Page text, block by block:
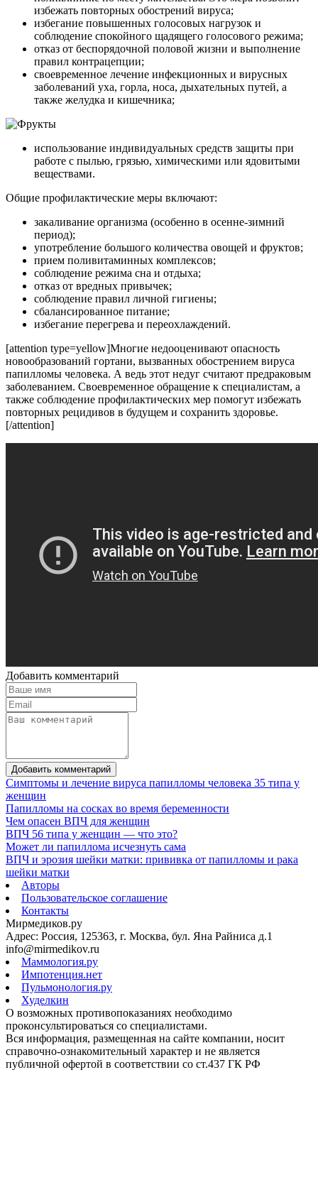
избежать повторных обострений вируса;
избегание повышенных голосовых нагрузок и
соблюдение спокойного щадящего голосового режима;
отказ от беспорядочной половой жизни и выполнение
правил контрацепции;
своевременное лечение инфекционных и вирусных
заболеваний уха, горла, носа, дыхательных путей, а
также желудка и кишечника;
использование индивидуальных средств защиты при
работе с пылью, грязью, химическими или ядовитыми
веществами.
Общие профилактические меры включают:
закаливание организма (особенно в осенне-зимний
период);
употребление большого количества овощей и фруктов;
прием поливитаминных комплексов;
соблюдение режима сна и отдыха;
отказ от вредных привычек;
соблюдение правил личной гигиены;
сбалансированное питание;
избегание перегрева и переохлаждений.
[attention type=yellow]Многие недооценивают опасность
новообразований гортани, вызванных обострением вируса
папилломы человека. А ведь этот недуг считают предраковым
заболеванием. Своевременное обращение к специалистам, а
также соблюдение профилактических мер помогут избежать
повторных рецидивов в будущем и сохранить здоровье.
[/attention]
Добавить комментарий
Добавить комментарий
Симптомы и лечение вируса папилломы человека 35 типа у
женщин
Папилломы на сосках во время беременности
Чем опасен ВПЧ для женщин
ВПЧ 56 типа у женщин — что это?
Может ли папиллома исчезнуть сама
ВПЧ и эрозия шейки матки: прививка от папилломы и рака
шейки матки
Авторы
Пользовательское соглашение
Контакты
Мирмедиков.ру
Адрес: Россия, 125363, г. Москва, бул. Яна Райниса д.1
info@mirmedikov.ru
Маммология.ру
Импотенция.нет
Пульмонология.ру
Худелкин
О возможных противопоказаниях необходимо
проконсультироваться со специалистами.
Вся информация, размещенная на сайте компании, носит
справочно-ознакомительный характер и не является
публичной офертой в соответствии со ст.437 ГК РФ